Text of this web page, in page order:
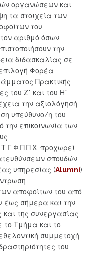
οργανώσεων και
τα στοιχεία των
του
τον αριθμό όσων
την
διδασκαλίας σε
Φορέα
Πρακτικής
του Ζ΄ και του Η΄
την αξιολόγησή
υπεύθυνο/η του
την επικοινωνία των
προχωρεί
σπουδών,
υπηρεσίας (Alumni),
αποφοίτων του από
έως σήμερα και την
της συνεργασίας
το Τμήμα και το
συμμετοχή
του